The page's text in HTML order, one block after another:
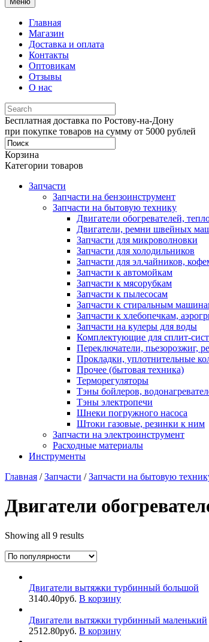
Главная
Магазин
Доставка и оплата
Контакты
Оптовикам
Отзывы
О нас
Бесплатная доставка по Ростову-на-Дону
при покупке товаров на сумму от 5000 рублей
Корзина
Категории товаров
Запчасти
Запчасти на бензоинструмент
Запчасти на бытовую технику
Двигатели обогревателей,
Двигатели, ремни швейных
Запчасти для микроволновки
Запчасти для холодильников
Запчасти для эл.чайников,
Запчасти к автомойкам
Запчасти к мясорубкам
Запчасти к пылесосам
Запчасти к стиральным
Запчасти к хлебопечкам,
Запчасти на кулеры для воды
Комплектующие для сплит-
Переключатели, пьезорозжиг,
Прокладки, уплотнительные
Прочее (бытовая техника)
Терморегуляторы
Тэны бойлеров,
Тэны электропечи
Шнеки погружного насоса
Штоки газовые, резинки к ним
Запчасти на электроинструмент
Расходные материалы
Инструменты
Главная /Запчасти /Запчасти на бытовую
Двигатели
Showing all 9 results
Двигатели вытяжки турбинный большой
3140.40руб. В корзину
Двигатели вытяжки турбинный маленький
2512.80руб. В корзину